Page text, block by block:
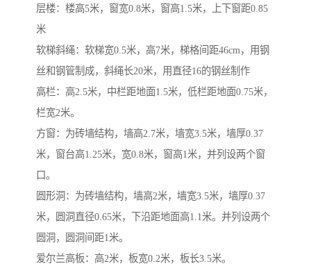
层楼：楼高5米，窗宽0.8米，窗高1.5米，上下窗距0.85
米
软梯斜绳：软梯宽0.5米，高7米，梯格间距46cm，用钢
丝和钢管制成，斜绳长20米，用直径16的钢丝制作
高栏：高2.5米，中栏距地面1.5米，低栏距地面0.75米，
栏宽2米。
方窗：为砖墙结构，墙高2.7米，墙宽3.5米，墙厚0.37
米，窗台高1.25米，宽0.8米，窗高1米，并列设两个窗
口。
圆形洞：为砖墙结构，墙高2米，墙宽3.5米，墙厚0.37
米，圆洞直径0.65米，下沿距地面高1.1米。并列设两个
圆洞，圆洞间距1米。
爱尔兰高板：高2米，板宽0.2米，板长3.5米。